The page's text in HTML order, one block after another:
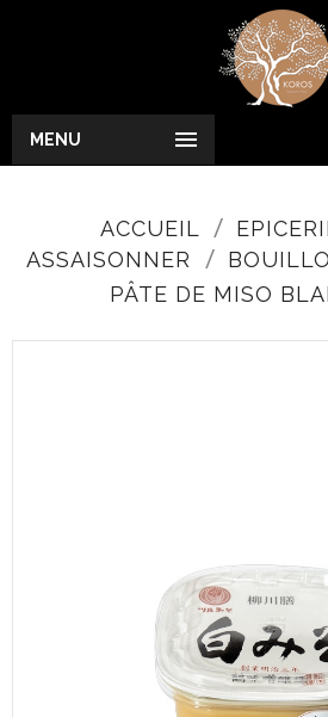

MENU
ACCUEIL
ASSAISONNER
PÂTE DE MISO